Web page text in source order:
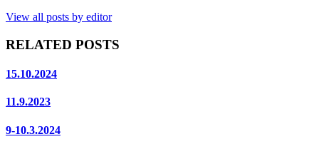
View all posts by editor
RELATED POSTS
15.10.2024
11.9.2023
9-10.3.2024